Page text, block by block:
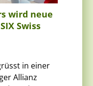
wird neue
Swiss
in einer
Allianz